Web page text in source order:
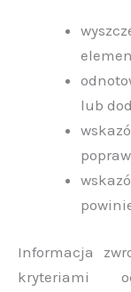
lub
Informacja
kryteriami